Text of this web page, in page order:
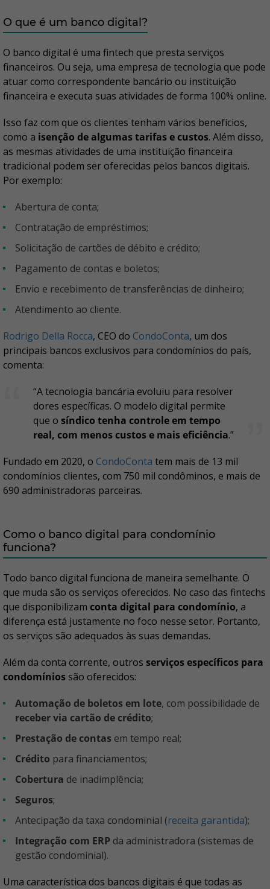
O que é um banco digital?
O banco digital é uma fintech que presta serviços
financeiros. Ou seja, uma empresa de tecnologia que pode
atuar como correspondente bancário ou instituição
financeira e executa suas atividades de forma 100% online.
Isso faz com que os clientes tenham vários benefícios,
como a isenção de algumas tarifas e custos. Além disso,
as mesmas atividades de uma instituição financeira
tradicional podem ser oferecidas pelos bancos digitais.
Por exemplo:
Abertura de conta;
Contratação de empréstimos;
Solicitação de cartões de débito e crédito;
Pagamento de contas e boletos;
Envio e recebimento de transferências de dinheiro;
Atendimento ao cliente.
Rodrigo Della Rocca, CEO do CondoConta, um dos
principais bancos exclusivos para condomínios do país,
comenta:
“A tecnologia bancária evoluiu para resolver
dores específicas. O modelo digital permite
que o síndico tenha controle em tempo
real, com menos custos e mais eficiência.”
Fundado em 2020, o CondoConta tem mais de 13 mil
condomínios clientes, com 750 mil condôminos, e mais de
690 administradoras parceiras.
Como o banco digital para condomínio
funciona?
Todo banco digital funciona de maneira semelhante. O
que muda são os serviços oferecidos. No caso das fintechs
que disponibilizam conta digital para condomínio, a
diferença está justamente no foco nesse setor. Portanto,
os serviços são adequados às suas demandas.
Além da conta corrente, outros serviços específicos para
condomínios são oferecidos:
Automação de boletos em lote, com possibilidade de
receber via cartão de crédito;
Prestação de contas em tempo real;
Crédito para financiamentos;
Cobertura de inadimplência;
Seguros;
Antecipação da taxa condominial (receita garantida);
Integração com ERP da administradora (sistemas de
gestão condominial).
Uma característica dos bancos digitais é que todas as